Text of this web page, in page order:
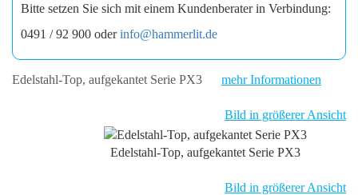
Bitte setzen Sie sich mit einem Kundenberater in Verbindung:
0491 / 92 900 oderinfo@hammerlit.de
Edelstahl-Top, aufgekantet Serie PX3 mehr Informationen
Bild in größerer Ansicht
Edelstahl-Top, aufgekantet Serie PX3
Bild in größerer Ansicht